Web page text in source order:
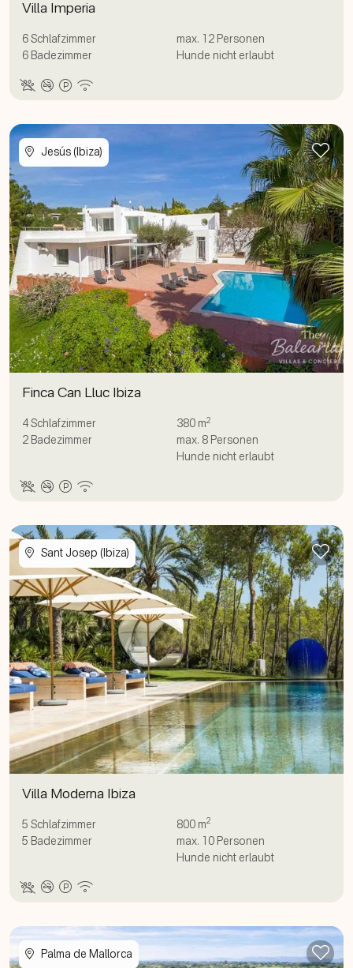
Villa Imperia
6 Schlafzimmer
6 Badezimmer
max. 12 Personen
Hunde nicht erlaubt
Jesús (Ibiza)
Finca Can Lluc Ibiza
4 Schlafzimmer
2 Badezimmer
380 m2
max. 8 Personen
Hunde nicht erlaubt
Sant Josep (Ibiza)
Villa Moderna Ibiza
5 Schlafzimmer
5 Badezimmer
800 m2
max. 10 Personen
Hunde nicht erlaubt
Palma de Mallorca